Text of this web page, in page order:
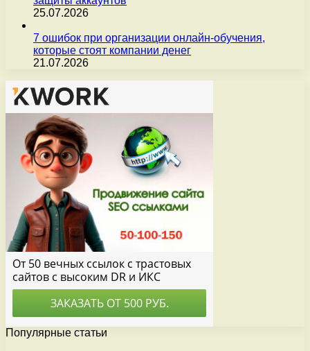
25.07.2026
7 ошибок при организации онлайн-обучения,
которые стоят компании денег
21.07.2026
Популярные статьи